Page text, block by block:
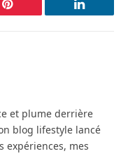
Pinterest LinkedIn
et plume derrière
blog lifestyle lancé
expériences, mes